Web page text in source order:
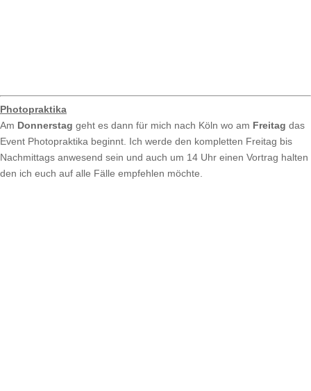
Photopraktika
Am Donnerstag geht es dann für mich nach Köln wo am Freitag das
Event Photopraktika beginnt. Ich werde den kompletten Freitag bis
Nachmittags anwesend sein und auch um 14 Uhr einen Vortrag halten
den ich euch auf alle Fälle empfehlen möchte.